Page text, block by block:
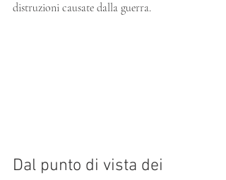
distruzioni causate dalla guerra.
Dal punto di vista dei